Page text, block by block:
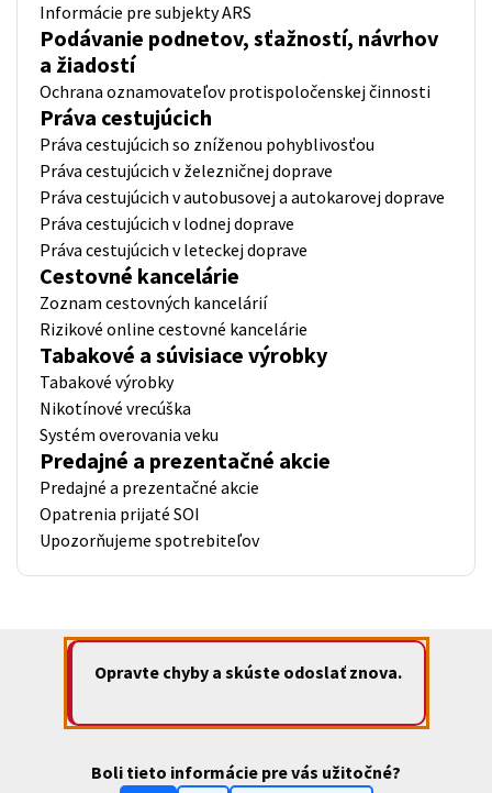
Informácie pre subjekty ARS
Podávanie podnetov, sťažností, návrhov
a žiadostí
Ochrana oznamovateľov protispoločenskej činnosti
Práva cestujúcich
Práva cestujúcich so zníženou pohyblivosťou
Práva cestujúcich v železničnej doprave
Práva cestujúcich v autobusovej a autokarovej doprave
Práva cestujúcich v lodnej doprave
Práva cestujúcich v leteckej doprave
Cestovné kancelárie
Zoznam cestovných kancelárií
Rizikové online cestovné kancelárie
Tabakové a súvisiace výrobky
Tabakové výrobky
Nikotínové vrecúška
Systém overovania veku
Predajné a prezentačné akcie
Predajné a prezentačné akcie
Opatrenia prijaté SOI
Upozorňujeme spotrebiteľov
Opravte chyby a skúste odoslať znova.
Boli tieto informácie pre vás užitočné?